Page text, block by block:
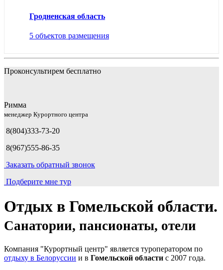
Гродненская область
5 объектов размещения
Проконсультирем бесплатно
Римма
менеджер Курортного центра
8(804)333-73-20
8(967)555-86-35
Заказать обратный звонок
Подберите мне тур
Отдых в Гомельской области.
Санатории, пансионаты, отели
Компания "Курортный центр" является туроператором по
отдыху в Белоруссии и в Гомельской области с 2007 года.